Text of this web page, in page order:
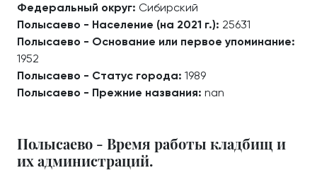
Федеральный округ: Сибирский
Полысаево - Население (на 2021 г.): 25631
Полысаево - Основание или первое упоминание:
1952
Полысаево - Статус города: 1989
Полысаево - Прежние названия: nan
Полысаево - Время работы кладбищ и
их администраций.